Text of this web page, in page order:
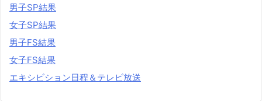
男子SP結果
女子SP結果
男子FS結果
女子FS結果
エキシビション日程＆テレビ放送